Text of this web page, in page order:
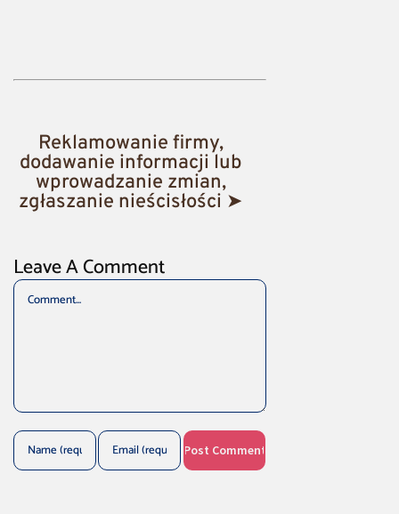
Reklamowanie firmy,
dodawanie informacji lub
wprowadzanie zmian,
zgłaszanie nieścisłości ➤
Leave A Comment
Comment